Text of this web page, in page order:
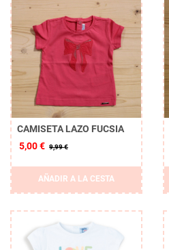
CAMISETA LAZO FUCSIA
5,00 € 9,99 €
AÑADIR A LA CESTA